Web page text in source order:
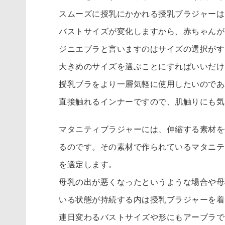
スムーズに授乳にかかれる授乳ブラジャー
バストサイズが変化しますから、赤ちゃん
ジニエブラと言いますのはサイズの選択が
大きめのサイズを選ぶことにすればいいだ
授乳ブラをより一層気軽に使用したいので
直接触れるインナーですので、肌触りにも
マタニティブラジャーには、伸縮する素材
るのです。その素材で作られているマタニ
を選定します。
母乳の出が悪くなったというような場合や
いる状態が持続する内は授乳ブラジャーを
連日変わるバストサイズや形にもアーブラ